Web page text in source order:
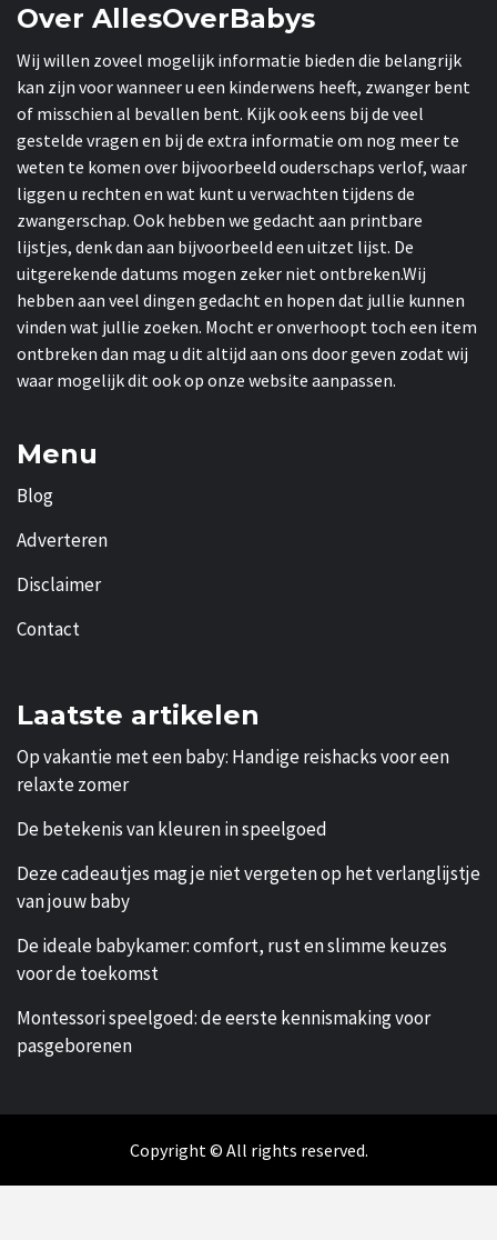
Over AllesOverBabys
Wij willen zoveel mogelijk informatie bieden die belangrijk
kan zijn voor wanneer u een kinderwens heeft, zwanger bent
of misschien al bevallen bent. Kijk ook eens bij de veel
gestelde vragen en bij de extra informatie om nog meer te
weten te komen over bijvoorbeeld ouderschaps verlof, waar
liggen u rechten en wat kunt u verwachten tijdens de
zwangerschap. Ook hebben we gedacht aan printbare
lijstjes, denk dan aan bijvoorbeeld een uitzet lijst. De
uitgerekende datums mogen zeker niet ontbreken.Wij
hebben aan veel dingen gedacht en hopen dat jullie kunnen
vinden wat jullie zoeken. Mocht er onverhoopt toch een item
ontbreken dan mag u dit altijd aan ons door geven zodat wij
waar mogelijk dit ook op onze website aanpassen.
Menu
Blog
Adverteren
Disclaimer
Contact
Laatste artikelen
Op vakantie met een baby: Handige reishacks voor een
relaxte zomer
De betekenis van kleuren in speelgoed
Deze cadeautjes mag je niet vergeten op het verlanglijstje
van jouw baby
De ideale babykamer: comfort, rust en slimme keuzes
voor de toekomst
Montessori speelgoed: de eerste kennismaking voor
pasgeborenen
Copyright © All rights reserved.